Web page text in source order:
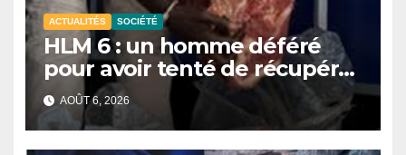
ACTUALITÉS SOCIÉTÉ
HLM 6 : un homme déféré
pour avoir tenté de récupérer
et revendre de la viande
impropre à la consommation
AOÛT 6, 2026